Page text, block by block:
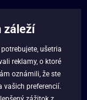
záleží
ušetria
reklamy, o ktoré
oznámili, že ste
vašich preferencií.